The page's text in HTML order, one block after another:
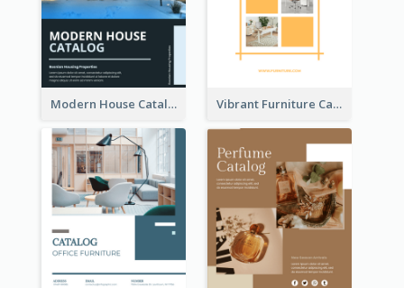
Modern House Catalog Vibrant Furniture Catalog